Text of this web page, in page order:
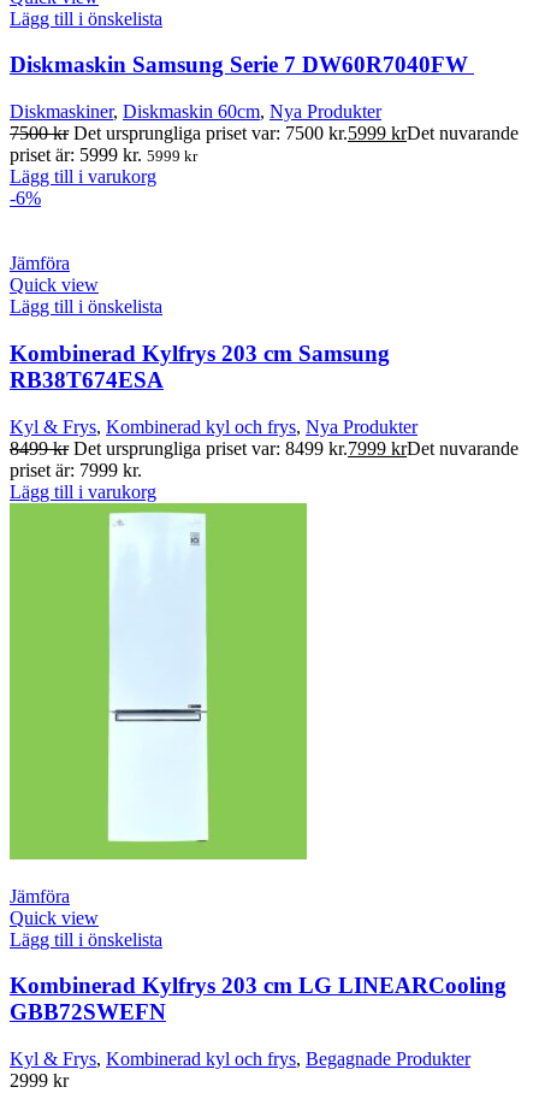
Lägg till i önskelista
Diskmaskin Samsung Serie 7 DW60R7040FW
Diskmaskiner, Diskmaskin 60cm, Nya Produkter
7500kr Det ursprungliga priset var: 7500 kr.5999 krDet nuvarande
priset är: 5999 kr. 5999 kr
Lägg till i varukorg
-6%
Jämföra
Quick view
Lägg till i önskelista
Kombinerad Kylfrys 203 cm Samsung
RB38T674ESA
Kyl & Frys, Kombinerad kyl och frys, Nya Produkter
8499kr Det ursprungliga priset var: 8499 kr.7999 krDet nuvarande
priset är: 7999 kr.
Lägg till i varukorg
Jämföra
Quick view
Lägg till i önskelista
Kombinerad Kylfrys 203 cm LG LINEARCooling
GBB72SWEFN
Kyl & Frys, Kombinerad kyl och frys, Begagnade Produkter
2999 kr